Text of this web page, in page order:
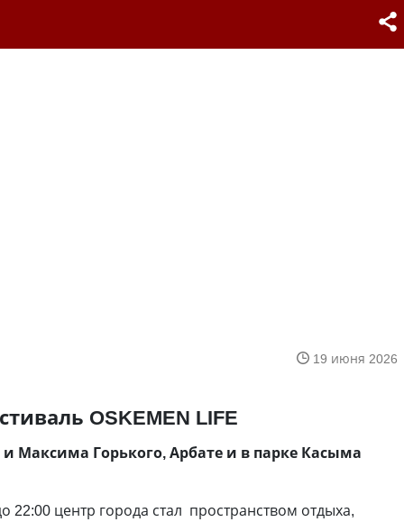
19 июня 2026
OSKEMEN LIFE
Максима Горького, Арбате и в парке Касыма
22:00 центр города стал пространством отдыха,